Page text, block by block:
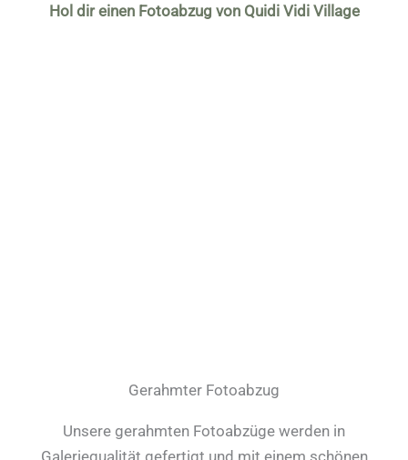
Hol dir einen Fotoabzug von Quidi Vidi Village
Gerahmter Fotoabzug
Unsere gerahmten Fotoabzüge werden in
Galeriequalität gefertigt und mit einem schönen